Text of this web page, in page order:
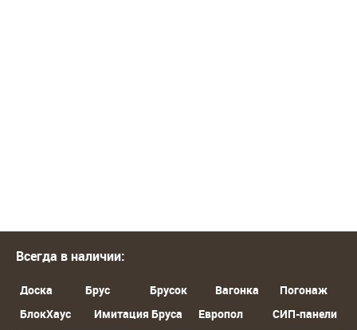
Всегда в наличии:
Доска Брус Брусок Вагонка
Погонаж
БлокХаус
Имитация Бруса Европол СИП-панели